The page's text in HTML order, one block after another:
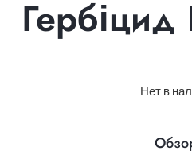
Гербіцид
Нет в